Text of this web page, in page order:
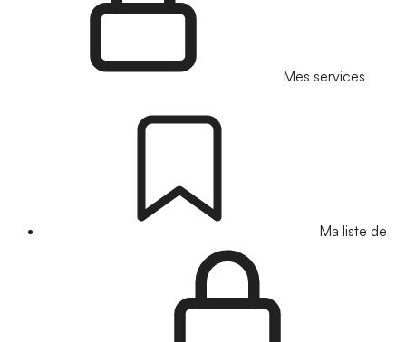
Mes services
Ma liste de